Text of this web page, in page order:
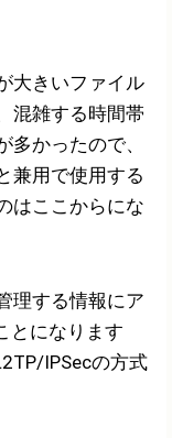
大きいファイル
混雑する時間帯
かったので、
兼用で使用する
はここからにな
理する情報にア
とになります
IPSecの方式